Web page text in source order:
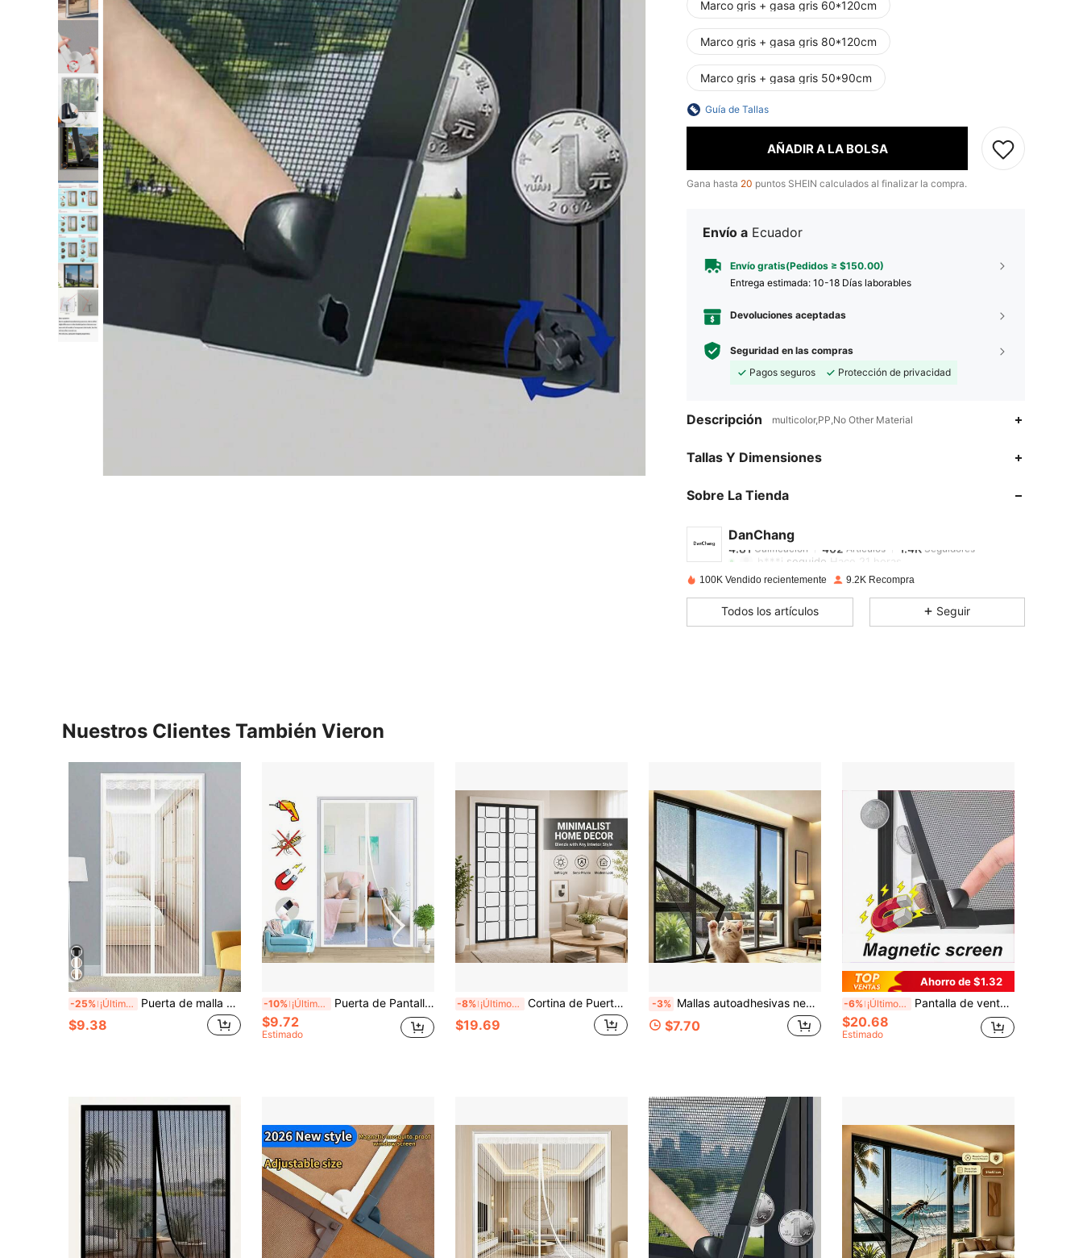
Marco gris + gasa gris 60*120cm
Marco gris + gasa gris 80*120cm
Marco gris + gasa gris 50*90cm
Guía de Tallas
AÑADIR A LA BOLSA
Gana hasta 20 puntos SHEIN calculados al finalizar la compra.
Envío a Ecuador
Envío gratis(Pedidos ≥ $150.00)
Entrega estimada: 10-18 Días laborables
Devoluciones aceptadas
Seguridad en las compras
Pagos seguros
Protección de privacidad
Descripción multicolor,PP,No Other Material
Tallas Y Dimensiones
Sobre La Tienda
DanChang
4.81
4.81 Calificación
h***jseguidoHace 21 horas
4.81
100K Vendido recientemente 9.2K Recompra
Todos los artículos Seguir
Nuestros Clientes También Vieron
-25% ¡Últimos 2 días Puerta de malla magnética, puerta de malla con cierre magnético - Anti-insectos y transpirable, malla reforzada - Apta para mascotas, adecuada para puerta principal, puerta corrediza
$9.38
-10% ¡Últimos 3 días Puerta de Pantalla Magnética/Cortina a Prueba de Mosquitos de Alta Densidad con Cierre Automático, Instalación sin Perforación, Red Colgante Repelente de Insectos Adecuada para Puertas Exteriores, Puertas de Balcón, Entradas de Dormitorio y talla grande, Red de Puerta de Balcón, Pantalla de Puerta Exterior
$9.72
Estimado
-8% ¡Últimos 3 días Cortina de Puerta de Rejilla Magnética, Puerta de Pantalla Aislada con Bloques Magnéticos de Cierre Automático, Cubierta de Puerta Barrera de Aire Frío y Caliente, Cortina de Partición Semitransparente, Diseño de Fondo Pesado, Fácil de Pasar, Adecuada para Habitaciones con Aire Acondicionado, Cocinas, Balcones, Patios, Amigable con Mascotas, Múltiples Tamaños Disponibles
$19.69
-3% Mallas autoadhesivas negras para ventanas y cortinas, mallas repelentes de mosquitos, mallas de ventana DIY, mallas de ventana a prueba de insectos removibles, mallas de ventana, cubiertas de malla para ventanas, mosquiteras con ventanas. Efectivas para bloquear mosquitos.
$7.70
Ahorro de $1.32
-6% ¡Últimos 3 días Pantalla de ventana magnética DIY para verano, a prueba de moscas y mosquitos, malla invisible
$20.68
Estimado